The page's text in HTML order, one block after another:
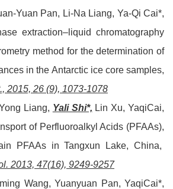
Yuan Pan, Li-Na Liang, Ya-Qi Cai*,
extraction–liquid chromatography
method for the determination of
in the Antarctic ice core samples,
2015, 26 (9), 1073-1078
Liang, Yali Shi*, Lin Xu, YaqiCai,
of Perfluoroalkyl Acids (PFAAs),
PFAAs in Tangxun Lake, China,
2013, 47(16), 9249-9257
Wang, Yuanyuan Pan, YaqiCai*,